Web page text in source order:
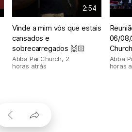
2:54
Vinde a mim vós que estais
cansados e
sobrecarregados 🙌🏻
Abba Pai Church, 2
horas atrás
06/
Church
Abba
horas